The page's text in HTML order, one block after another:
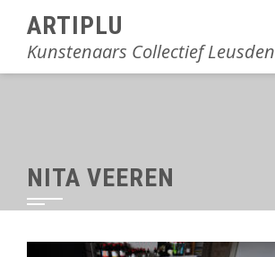
overARTIPLU
Kunstenaars Collectief Leusden
NITA VEEREN